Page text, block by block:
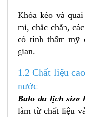
Khóa kéo và
mỉ, chắc chắn,
có tính thẩm mỹ
gian.
1.2 Chất liệu
nước
Balo du lịch size
làm từ chất liệu